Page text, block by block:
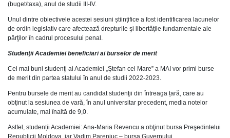
(buget/taxa), anul de studii III-IV.
Unul dintre obiectivele acestei sesiuni științifice a fost identificarea lacunelor
de ordin legislativ care afectează drepturile şi libertăţile fundamentale ale
părţilor în cadrul procesului penal.
Studenţii Academiei beneficiari ai burselor de merit
Cei mai buni studenţi ai Academiei „Ştefan cel Mare” a MAI vor primi burse
de merit din partea statului în anul de studii 2022-2023.
Pentru bursele de merit au candidat studenţii din întreaga țară, care au
obţinut la sesiunea de vară, în anul universitar precedent, media notelor
acumulate, mai înaltă de 9,0.
Astfel, studenții Academiei: Ana-Maria Revencu a obţinut bursa Preşedintelui
Republicii Moldova, iar Vadim Pareniuc – bursa Guvernului.